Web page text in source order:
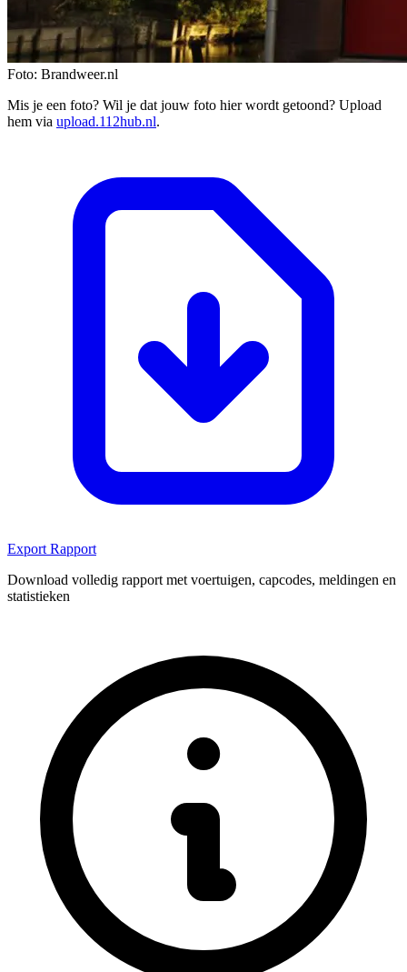
Foto: Brandweer.nl
Mis je een foto? Wil je dat jouw foto hier wordt getoond? Upload
hem via upload.112hub.nl.
Export Rapport
Download volledig rapport met voertuigen, capcodes, meldingen en
statistieken